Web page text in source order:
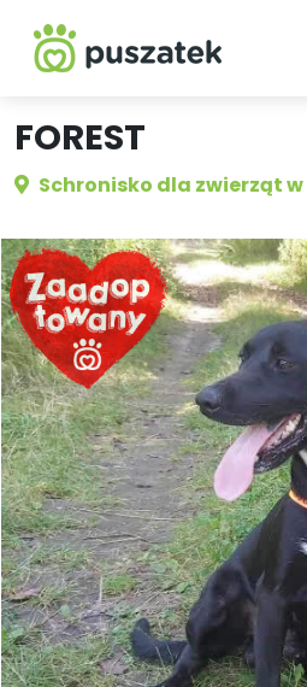
FOREST
Schronisko dla zwierząt